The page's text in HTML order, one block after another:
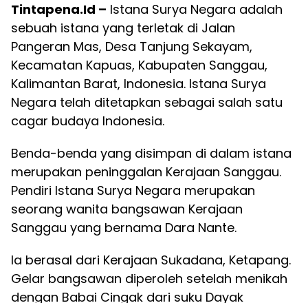
Tintapena.Id – Istana Surya Negara adalah
sebuah istana yang terletak di Jalan
Pangeran Mas, Desa Tanjung Sekayam,
Kecamatan Kapuas, Kabupaten Sanggau,
Kalimantan Barat, Indonesia. Istana Surya
Negara telah ditetapkan sebagai salah satu
cagar budaya Indonesia.
Benda-benda yang disimpan di dalam istana
merupakan peninggalan Kerajaan Sanggau.
Pendiri Istana Surya Negara merupakan
seorang wanita bangsawan Kerajaan
Sanggau yang bernama Dara Nante.
Ia berasal dari Kerajaan Sukadana, Ketapang.
Gelar bangsawan diperoleh setelah menikah
dengan Babai Cingak dari suku Dayak